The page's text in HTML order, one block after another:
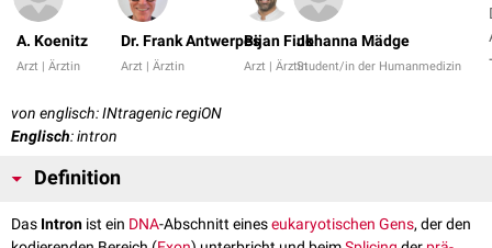
A. Koenitz
Arzt | Ärztin
Dr. Frank Antwerpes
Arzt | Ärztin
Bijan Fink
Arzt | Ärztin
Johanna Mädge
Student/in der Humanmedizin
von englisch: INtragenic regiON
Englisch: intron
Definition
Das Intron ist ein DNA-Abschnitt eineseukaryotischen Gens, der den